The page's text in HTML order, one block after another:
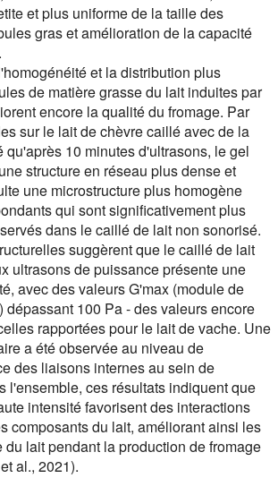
et plus uniforme de la taille des
gras et amélioration de la capacité
et la distribution plus
de matière grasse du lait induites par
encore la qualité du fromage. Par
sur le lait de chèvre caillé avec de la
qu'après 10 minutes d'ultrasons, le gel
structure en réseau plus dense et
une microstructure plus homogène
qui sont significativement plus
dans le caillé de lait non sonorisé.
suggèrent que le caillé de lait
ultrasons de puissance présente une
avec des valeurs G'max (module de
dépassant 100 Pa - des valeurs encore
rapportées pour le lait de vache. Une
a été observée au niveau de
des liaisons internes au sein de
l'ensemble, ces résultats indiquent que
intensité favorisent des interactions
composants du lait, améliorant ainsi les
du lait pendant la production de fromage
al., 2021).